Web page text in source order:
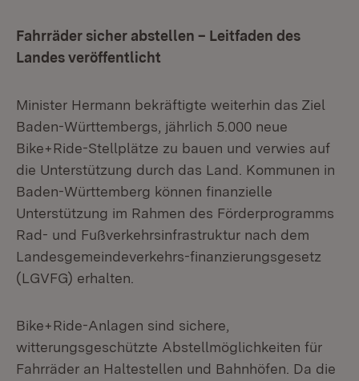
Fahrräder sicher abstellen – Leitfaden des
Landes veröffentlicht
Minister Hermann bekräftigte weiterhin das Ziel
Baden-Württembergs, jährlich 5.000 neue
Bike+Ride-Stellplätze zu bauen und verwies auf
die Unterstützung durch das Land. Kommunen in
Baden-Württemberg können finanzielle
Unterstützung im Rahmen des Förderprogramms
Rad- und Fußverkehrsinfrastruktur nach dem
Landesgemeindeverkehrs-finanzierungsgesetz
(LGVFG) erhalten.
Bike+Ride-Anlagen sind sichere,
witterungsgeschützte Abstellmöglichkeiten für
Fahrräder an Halte­stellen und Bahnhöfen. Da die